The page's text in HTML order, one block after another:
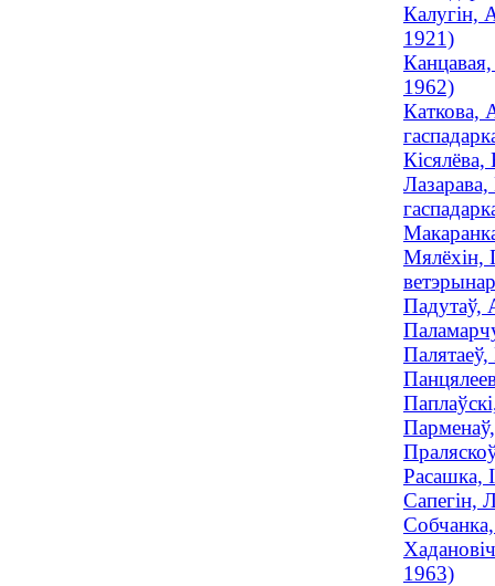
Калугін,
1921)
Канцавая,
1962)
Каткова,
Мялёхін,
Падутаў,
Расашка,
Сапегін,
1963)